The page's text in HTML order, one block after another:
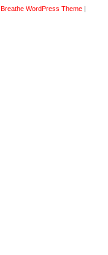
Breathe WordPress Theme |